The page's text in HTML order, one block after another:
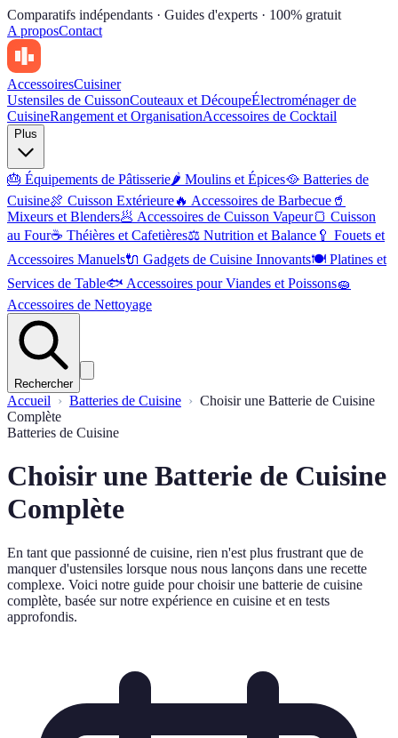
Comparatifs indépendants · Guides d'experts · 100% gratuit
A proposContact
AccessoiresCuisiner
Ustensiles de CuissonCouteaux et DécoupeÉlectroménager de
CuisineRangement et OrganisationAccessoires de Cocktail
Plus
🎂 Équipements de Pâtisserie🌶 Moulins et Épices🥘 Batteries de
Cuisine🍖 Cuisson Extérieure🔥 Accessoires de Barbecue 🥤
Mixeurs et Blenders🥟 Accessoires de Cuisson Vapeur🍞 Cuisson
au Four☕ Théières et Cafetières⚖️ Nutrition et Balance 🥄 Fouets et
Accessoires Manuels🔌 Gadgets de Cuisine Innovants🍽 Platines et
Services de Table🐟 Accessoires pour Viandes et Poissons🧽
Accessoires de Nettoyage
Rechercher
Accueil Batteries de Cuisine
Choisir une Batterie de Cuisine
Complète
Batteries de Cuisine
Choisir une Batterie de Cuisine
Complète
En tant que passionné de cuisine, rien n'est plus frustrant que de
manquer d'ustensiles lorsque nous nous lançons dans une recette
complexe. Voici notre guide pour choisir une batterie de cuisine
complète, basée sur notre expérience en cuisine et en tests
approfondis.